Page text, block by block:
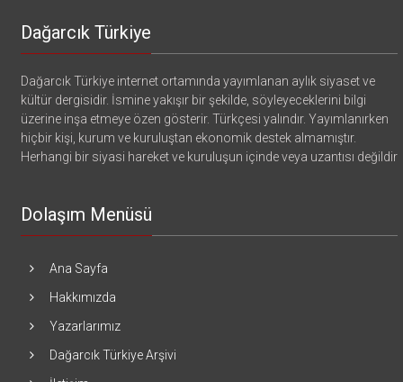
Dağarcık Türkiye
Dağarcık Türkiye internet ortamında yayımlanan aylık siyaset ve
kültür dergisidir. İsmine yakışır bir şekilde, söyleyeceklerini bilgi
üzerine inşa etmeye özen gösterir. Türkçesi yalındır. Yayımlanırken
hiçbir kişi, kurum ve kuruluştan ekonomik destek almamıştır.
Herhangi bir siyasi hareket ve kuruluşun içinde veya uzantısı değildir
Dolaşım Menüsü
Ana Sayfa
Hakkımızda
Yazarlarımız
Dağarcık Türkiye Arşivi